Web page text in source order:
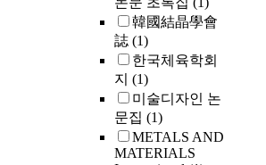
韓國結晶學會
誌 (1)
한국체육학회
지 (1)
미술디자인 논
문집 (1)
METALS AND
MATERIALS